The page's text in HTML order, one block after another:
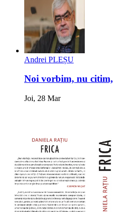
Andrei PLEȘU
Noi vorbim, nu
Joi, 28 Mar